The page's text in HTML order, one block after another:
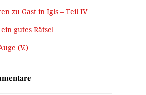
zu Gast in Igls – Teil IV
gutes Rätsel…
(V.)